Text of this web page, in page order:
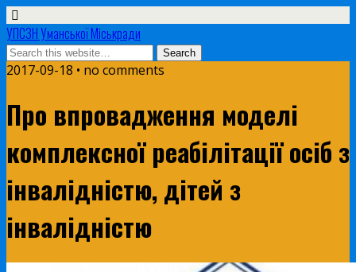
УПСЗН Уманської Міськради
2017-09-18 • no comments
Про впровадження моделі
комплексної реабілітації осіб з
інвалідністю, дітей з
інвалідністю